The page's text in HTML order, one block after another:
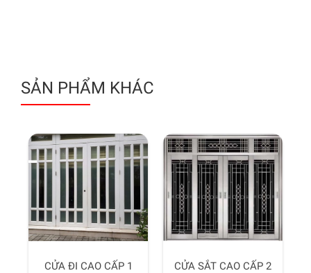
SẢN PHẨM KHÁC
CỬA ĐI CAO CẤP 1 CỬA SẮT CAO CẤP 2